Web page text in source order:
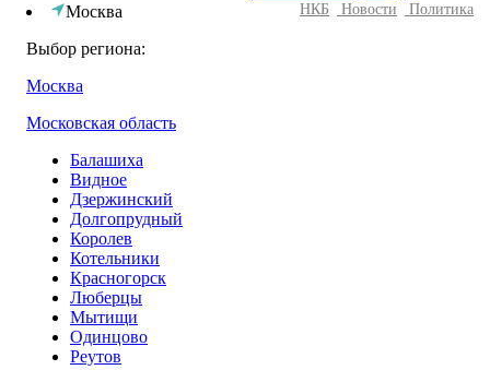
Москва
Выбор региона:
Москва
Московская область
Балашиха
Видное
Дзержинский
Долгопрудный
Королев
Котельники
Красногорск
Люберцы
Мытищи
Одинцово
Реутов
НКБ Новости Политика